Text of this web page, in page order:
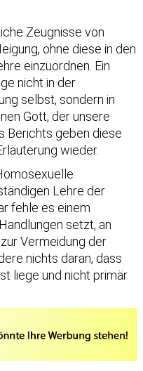
Zeugnisse von
ohne diese in den
einzuordnen. Ein
nicht in der
selbst, sondern in
Gott, der unsere
Berichts geben diese
wieder.
Lehre der
fehle es einem
setzt, an
Vermeidung der
nichts daran, dass
liege und nicht primär